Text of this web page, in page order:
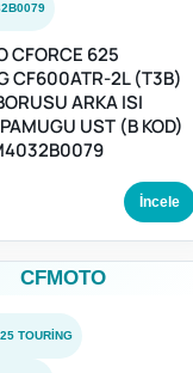
CFORCE 625
CF600ATR-2L (T3B)
ARKA ISI
UST (B KOD)
İncele
CFMOTO
TOURING